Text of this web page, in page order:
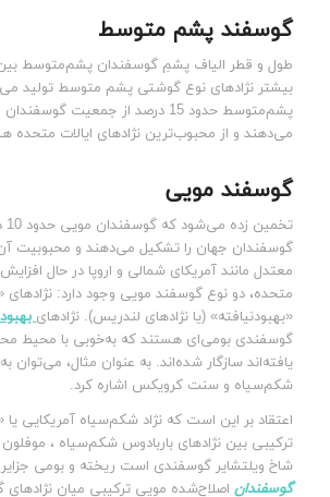
گوسفند پشم متوسط
طول و قطر الیاف پشمِ گوسفندان پشم‌متوسط
بیشتر نژادهای نوع گوشتی پشم متوسط ​​تولید
پشم‌متوسط ​​حدود 15 درصد از جمعیت
می‌دهند و از محبوب‌ترین نژادهای ایالات متحده
گوسفند مویی
گوسفندان جهان را تشکیل می‌دهند و محبوبیت
معتدل مانند آمریکای شمالی و اروپا در حال
متحده، دو نوع گوسفند مویی وجود دارد: نژادهای
«بهبودنیافته» (یا نژادهای لندریس). نژادهای
گوسفندی بومی‌ای هستند که به‌خوبی با محیط
یافته‌اند سازگار شده‌اند. به عنوان مثال، می‌توان
شکم‌سیاه و سنت کرویکس اشاره کرد.
اعتقاد بر این است که نژاد شکم‌سیاه آمریکایی یا
ترکیبی بین نژادهای‌ باربادوس شکم‌سیاه ،
شاخ ویلتشایر گوسفندی است ریخته و بومی
گوسفنداناصلاح‌شده مویی ترکیبی میان